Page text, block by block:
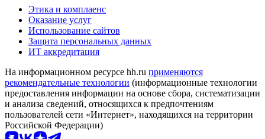
Этика и комплаенс
Оказание услуг
Использование сайтов
Защита персональных данных
ИТ аккредитация
На информационном ресурсе hh.ru применяются
рекомендательные технологии (информационные технологии
предоставления информации на основе сбора, систематизации
и анализа сведений, относящихся к предпочтениям
пользователей сети «Интернет», находящихся на территории
Российской Федерации)